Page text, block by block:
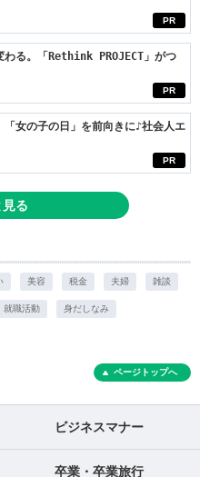
PR
PR
わる。「Rethink PROJECT」がつ
PR
「女の子の日」を前向きに♪社会人エ
見る
美容 税金 夫婦 雑談
就職活動 身だしなみ
ページトップへ
ビジネスマナー
卒業・卒業旅行